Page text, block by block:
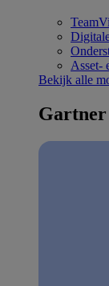
Asset-
Bekijk alle
Gartner